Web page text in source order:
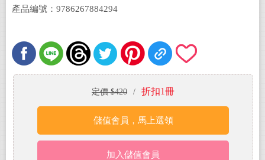
產品編號：9786267884294
定價 $420 / 折扣1冊
儲值會員，馬上選領
加入儲值會員